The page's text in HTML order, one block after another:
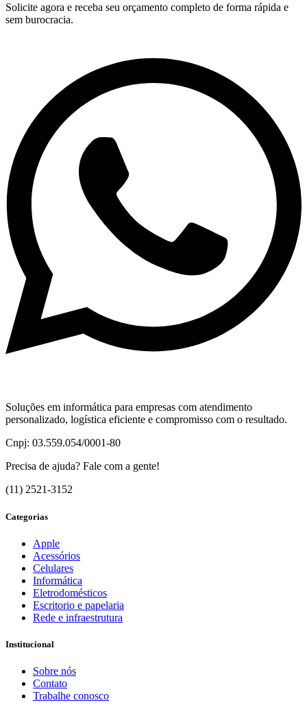
Solicite agora e receba seu orçamento completo de forma rápida e
sem burocracia.
Soluções em informática para empresas com atendimento
personalizado, logística eficiente e compromisso com o resultado.
Cnpj: 03.559.054/0001-80
Precisa de ajuda? Fale com a gente!
(11) 2521-3152
Categorias
Apple
Acessórios
Celulares
Informática
Eletrodomésticos
Escritorio e papelaria
Rede e infraestrutura
Institucional
Sobre nós
Contato
Trabalhe conosco